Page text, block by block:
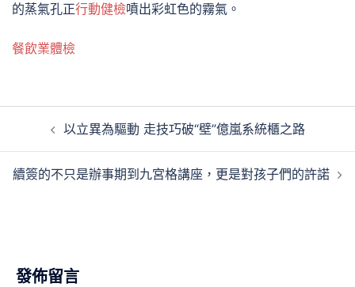
的蒸氣孔正行動健檢噴出彩虹色的霧氣。
餐飲業體檢
覽
以立異為驅動 走技巧破“壁”億嵐系統櫃之路
續簽的不只是辦事期到九宮格講座，更是對孩子們的許諾
發佈留言